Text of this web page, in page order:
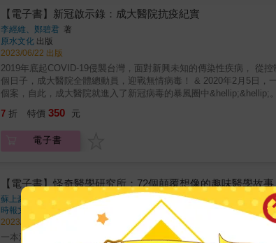
有比巫術高明到哪裡去，效果當然也不可能比人家更有效。 李後主死得好痛，歐洲戰場的傷兵也好痛，為什麼那麽痛？ 李煜到底是怎麼死的呢？
正史並無明確記載，然而根據許多的筆記野史，他死得真的很慘，
子」（又稱番木鱉）的植物所提煉，古籍上說人服用後會「頭足相
堪言。下毒者心裡一定對被毒者深惡痛絕，才會選用這麼殘忍的毒
與法國在西班牙交戰，產生了大量的英軍傷患，造成嚴重的軍醫人
中同時發揮他的畫技，留下不少描繪傷患病狀的優秀畫作。其中有
畫得很清楚。這位痛苦的士兵全身肌肉強烈的痙攣，頭頸跟上背部
縮，將足部向下壓，因而腰部無法放平，高高的向上拱起，頭跟腳
們看懂了，當初發生在李煜身上的「頭足相就，如牽機狀」到底是個
口罩的日子，秉持革命情懷，攜手度過了這場世紀瘟疫。 成大醫院
來犯，我們要負責任地把這一場「抗疫物語」記錄下來，做為下一
重點. 總策劃序 攻守有序，優雅抗疫 PART 1 山雨欲來 PART 2 風
天抗疫有感
【電子書】新冠啟示錄：成大醫院抗疫紀實
李經維、鄭碧君 著
原水文化 出版
2023/06/22 出版
2019年底起COVID-19侵襲台灣，面對新興未知的傳染性疾病， 從
個日子，成大醫院全體總動員，迎戰無情病毒！ & 2020年2月5日
個案，自此，成大醫院就進入了新冠病毒的暴風圈中&hellip;&hellip;
鋒，也是最重要的防疫堡壘。 & 成大醫院COVID-19抗疫之路 成大醫院院長￭李經維 ￭出版這一部敘事專輯，其目的不在展演、更非炫示，單純是
習！ 成功大學校長、前成大醫院院長￭沈孟儒 ￭憑藉著全體同仁義
口罩的日子，秉持革命情懷，攜手度過了這場世紀瘟疫。 成大醫院
來犯，我們要負責任地把這一場「抗疫物語」記錄下來，做為下一
重點. 總策劃序 攻守有序，優雅抗疫 PART 1 山雨欲來 PART 2 風
天抗疫有感
7 折 特價 350 元
電子書
【電子書】怪奇醫學研究所：72個顛覆想像的趣味醫學故事
蘇上豪著
時報文化
2023/06/20 出版
一本深具開創性，將醫學、心理學、物理、化學、生物等融匯於一